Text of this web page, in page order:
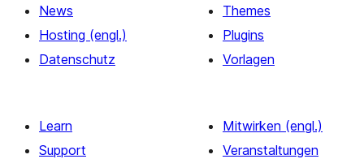
News
Hosting (engl.)
Datenschutz
Themes
Plugins
Vorlagen
Learn
Support
Mitwirken (engl.)
Veranstaltungen